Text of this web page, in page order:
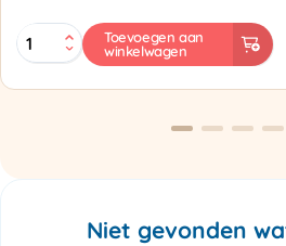
MINI
PAK'R
Refurbished
Toevoegen aan
winkelwagen
Niet gevonden